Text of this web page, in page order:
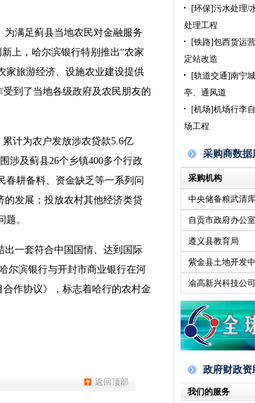
满足蓟县当地农民对金融服务
上，哈尔滨银行特别推出“农家
家旅游经济、设施农业建设提供
到了当地各级政府及农民朋友的
计为农户发放涉农贷款5.6亿
涉及蓟县26个乡镇400多个行政
春耕备料、资金缺乏等一系列问
的发展；投放农村其他经济类贷
。
一套符合中国国情、达到国际
尔滨银行与开封市商业银行在河
作协议》，标志着哈行的农村金
返回顶部